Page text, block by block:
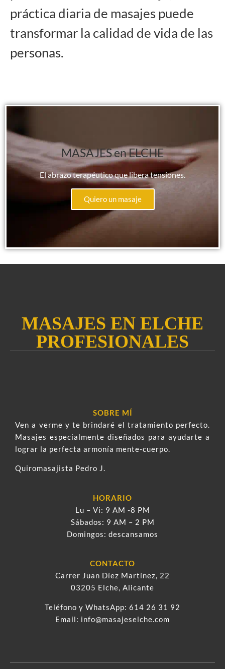
práctica diaria de masajes puede
transformar la calidad de vida de las
personas.
MASAJES en ELCHE
El abrazo terapéutico que libera tensiones.
Quiero un masaje
MASAJES EN ELCHE
PROFESIONALES
SOBRE MÍ
Ven a verme y te brindaré el tratamiento perfecto.
Masajes especialmente diseñados para ayudarte a
lograr la perfecta armonía mente-cuerpo.
Quiromasajista Pedro J.
HORARIO
Lu – Vi: 9 AM -8 PM
Sábados: 9 AM – 2 PM
Domingos: descansamos
CONTACTO
Carrer Juan Díez Martínez, 22
03205 Elche, Alicante
Teléfono y WhatsApp: 614 26 31 92
Email: info@masajeselche.com